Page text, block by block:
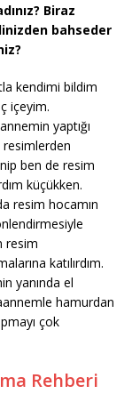
Biraz
bahseder
kendimi bildim
içeyim.
yaptığı
resimlerden
ben de resim
küçükken.
resim hocamın
resim
katılırdım.
yanında el
hamurdan
çok
Rehberi